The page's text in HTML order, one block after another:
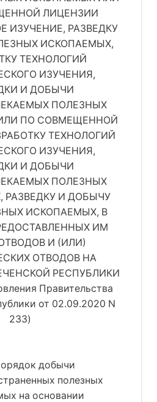
ЛИЦЕНЗИИ
ИЗУЧЕНИЕ, РАЗВЕДКУ
ИСКОПАЕМЫХ,
ТЕХНОЛОГИЙ
ИЗУЧЕНИЯ,
И ДОБЫЧИ
ПОЛЕЗНЫХ
ПО СОВМЕЩЕННОЙ
ТЕХНОЛОГИЙ
ИЗУЧЕНИЯ,
И ДОБЫЧИ
ПОЛЕЗНЫХ
РАЗВЕДКУ И ДОБЫЧУ
ИСКОПАЕМЫХ, В
ИМ
И (ИЛИ)
ОТВОДОВ НА
РЕСПУБЛИКИ
Правительства
от 02.09.2020 N
233)
добычи
полезных
на основании